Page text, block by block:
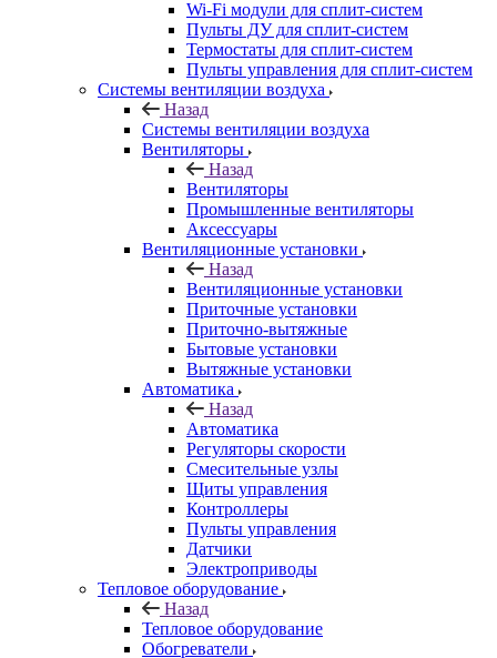
Wi-Fi модули для сплит-систем
Пульты ДУ для сплит-систем
Термостаты для сплит-систем
Пульты управления для сплит-систем
Системы вентиляции воздуха
Назад
Системы вентиляции воздуха
Вентиляторы
Назад
Вентиляторы
Промышленные вентиляторы
Аксессуары
Вентиляционные установки
Назад
Вентиляционные установки
Приточные установки
Приточно-вытяжные
Бытовые установки
Вытяжные установки
Автоматика
Назад
Автоматика
Регуляторы скорости
Смесительные узлы
Щиты управления
Контроллеры
Пульты управления
Датчики
Электроприводы
Тепловое оборудование
Назад
Тепловое оборудование
Обогреватели